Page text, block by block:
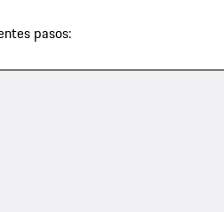
pasos: